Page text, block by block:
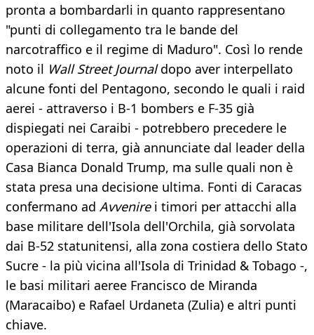
pronta a bombardarli in quanto rappresentano
"punti di collegamento tra le bande del
narcotraffico e il regime di Maduro". Così lo rende
noto il Wall Street Journaldopo aver interpellato
alcune fonti del Pentagono, secondo le quali i raid
aerei - attraverso i B-1 bombers e F-35 già
dispiegati nei Caraibi - potrebbero precedere le
operazioni di terra, già annunciate dal leader della
Casa Bianca Donald Trump, ma sulle quali non è
stata presa una decisione ultima. Fonti di Caracas
confermano ad Avvenirei timori per attacchi alla
base militare dell'Isola dell'Orchila, già sorvolata
dai B-52 statunitensi, alla zona costiera dello Stato
Sucre - la più vicina all'Isola di Trinidad & Tobago -,
le basi militari aeree Francisco de Miranda
(Maracaibo) e Rafael Urdaneta (Zulia) e altri punti
chiave.